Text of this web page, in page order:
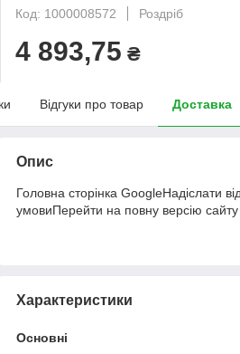
Код: 1000008572
Роздріб
4 893,75 ₴
Відгуки про товар Доставка
Опис
Головна сторінка GoogleНадіслати
умовиПерейти на повну версію сайту
Характеристики
Основні